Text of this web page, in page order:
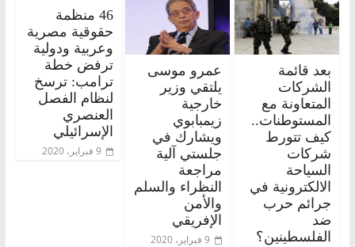
بعد قائمة
الشركات
المتعاونة مع
المستوطنات..
كيف تتورط
شركات
السياحة
الالكترونية في
جرائم حرب
ضد
الفلسطينين؟
عمرو موسى
يلتقي وزير
خارجية
زيمبابوي
ويشارك في
جلستي آلية
مراجعة
النظراء والسلم
والأمن
الإفريقي
9 فبراير، 2020
46 منظمة
حقوقية مصرية
وعربية ودولية
ترفض خطة
ترامب: ترسخ
لنظام الفصل
العنصري
الإسرائيلي
9 فبراير، 2020